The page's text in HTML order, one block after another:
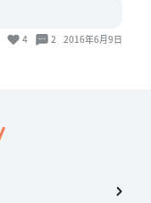
4 2 2016年6月9日